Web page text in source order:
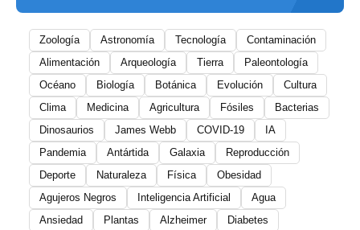
Zoología Astronomía Tecnología
Contaminación
Alimentación
Arqueología Tierra
Paleontología
Océano
Biología Botánica Evolución
Cultura
Clima
Medicina Agricultura Fósiles
Bacterias
Dinosaurios
James Webb COVID-19
IA
Pandemia
Antártida Galaxia
Reproducción
Deporte
Naturaleza Física
Obesidad
Agujeros Negros
Inteligencia Artificial
Agua
Ansiedad
Plantas Alzheimer
Diabetes